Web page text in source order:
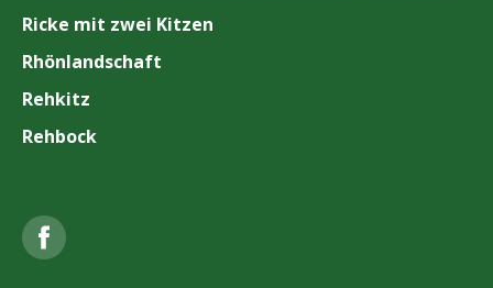
Ricke mit zwei Kitzen
Rhönlandschaft
Rehkitz
Rehbock